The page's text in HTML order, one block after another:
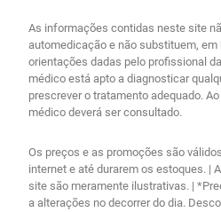
As informações contidas neste site
automedicação e não substituem, em
orientações dadas pelo profissional
médico está apto a diagnosticar
prescrever o tratamento adequado.
médico deverá ser consultado.
Os preços e as promoções são
internet e até durarem os estoques. |
site são meramente ilustrativas. |
a alterações no decorrer do dia.